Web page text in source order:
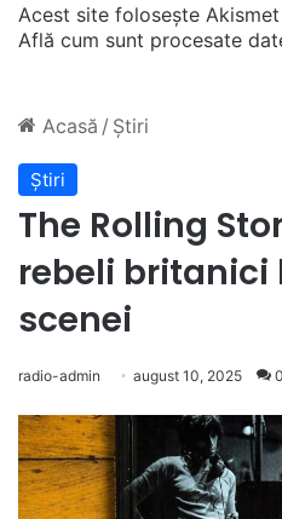
Acest site folosește
Află cum sunt procesate